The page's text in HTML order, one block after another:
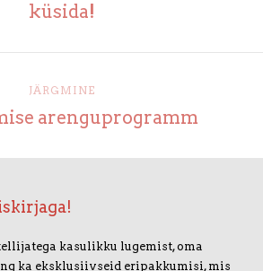
küsida!
JÄRGMINE
arenguprogramm
kasulikku lugemist, oma
ka eksklusiivseid eripakkumisi, mis